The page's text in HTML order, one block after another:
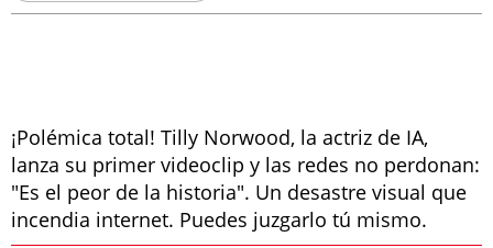
¡Polémica total! Tilly Norwood, la actriz de IA,
lanza su primer videoclip y las redes no perdonan:
"Es el peor de la historia". Un desastre visual que
incendia internet. Puedes juzgarlo tú mismo.